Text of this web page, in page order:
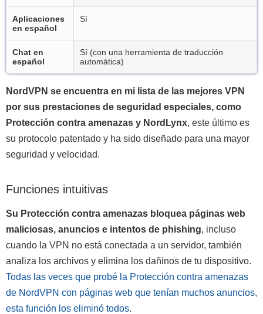
Aplicaciones
en español
Sí
Chat en
español
Sí (con una herramienta de traducción
automática)
NordVPN se encuentra en mi lista de las mejores VPN
por sus prestaciones de seguridad especiales, como
Protección contra amenazas y NordLynx, este último es
su protocolo patentado y ha sido diseñado para una mayor
seguridad y velocidad.
Funciones intuitivas
Su Protección contra amenazas bloquea páginas web
maliciosas, anuncios e intentos de phishing, incluso
cuando la VPN no está conectada a un servidor, también
analiza los archivos y elimina los dañinos de tu dispositivo.
Todas las veces que probé la Protección contra amenazas
de NordVPN con páginas web que tenían muchos anuncios,
esta función los eliminó todos.